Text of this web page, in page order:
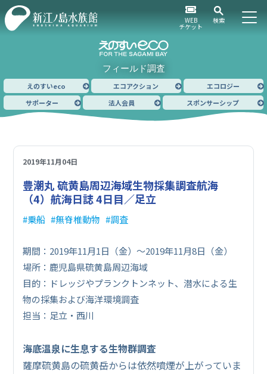
WEB
チケット
検索
フィールド調査
えのすいeco エコアクション
エコロジー
サポーター
法人会員 スポンサーシップ
2019年11月04日
豊潮丸 硫黄島周辺海域生物採集調査航海
（4）航海日誌 4日目／足立
乗船 無脊椎動物 調査
期間：2019年11月1日（金）～2019年11月8日（金）
場所：鹿児島県硫黄島周辺海域
目的：ドレッジやプランクトンネット、潜水による生
物の採集および海洋環境調査
担当：足立・西川
海底温泉に生息する生物群調査
薩摩硫黄島の硫黄岳からは依然噴煙が上がっていま